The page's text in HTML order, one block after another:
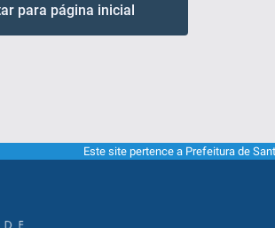
para página inicial
Este site pertence a Prefeitura de